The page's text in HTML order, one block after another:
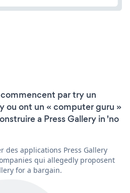
par try un
ou ont un « computer guru »
a Press Gallery in 'no
des applications Press Gallery
qui allegedly proposent
for a bargain.